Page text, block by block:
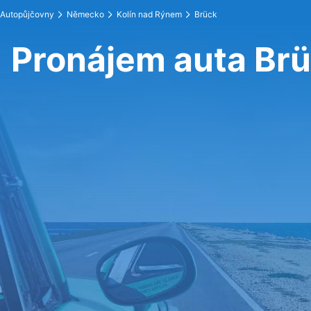
Autopůjčovny Německo Kolín nad Rýnem Brück
Pronájem auta